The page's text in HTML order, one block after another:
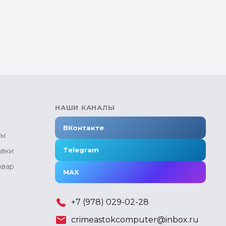
НАШИ КАНАЛЫ
ВКонтакте
Telegram
MAX
+7 (978) 029-02-28
crimeastokcomputer@inbox.ru